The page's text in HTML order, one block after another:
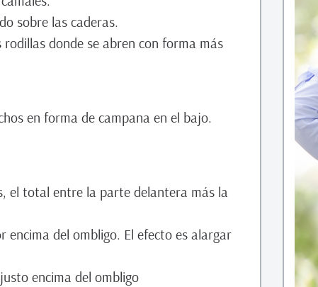
sobre las caderas.
donde se abren con forma más
en forma de campana en el bajo.
el total entre la parte delantera más la
del ombligo. El efecto es alargar
encima del ombligo